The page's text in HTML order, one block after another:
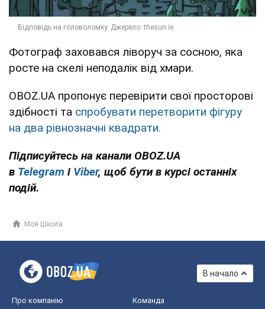
Фотограф заховався ліворуч за сосною, яка
росте на скелі неподалік від хмари.
OBOZ.UA пропонує перевірити свої просторові
здібності та спробувати перетворити фігуру
на два рівнозначні квадрати.
Підписуйтесь на канали OBOZ.UA
в Telegram і Viber, щоб бути в курсі останніх
подій.
Моя Школа
В начало
Про компанію Команда